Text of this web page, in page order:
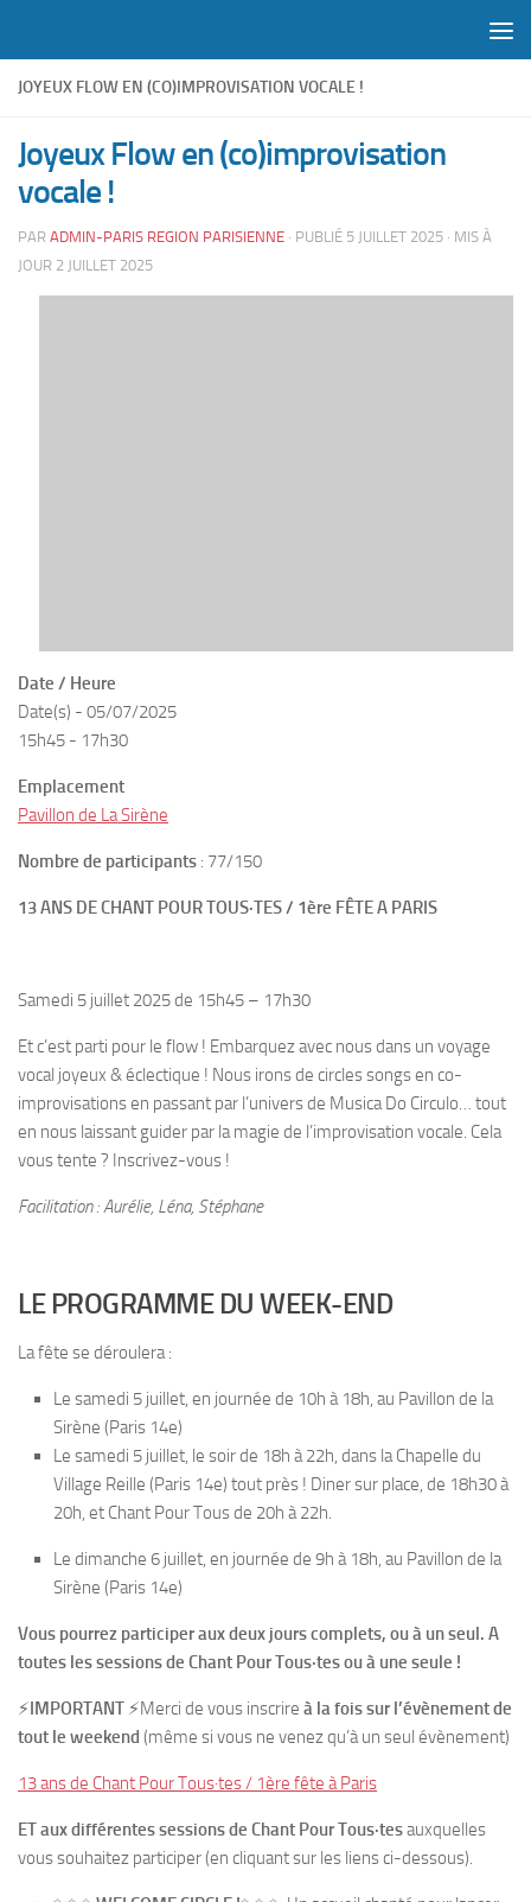
JOYEUX FLOW EN (CO)IMPROVISATION VOCALE !
Joyeux Flow en (co)improvisation
vocale !
PAR ADMIN-PARIS REGION PARISIENNE · PUBLIÉ 5 JUILLET 2025 · MIS À
JOUR 2 JUILLET 2025
Date / Heure
Date(s) - 05/07/2025
15h45 - 17h30
Emplacement
Pavillon de La Sirène
Nombre de participants : 77/150
13 ANS DE CHANT POUR TOUS·TES / 1ère FÊTE A PARIS
Samedi 5 juillet 2025 de 15h45 – 17h30
Et c’est parti pour le flow ! Embarquez avec nous dans un voyage
vocal joyeux & éclectique ! Nous irons de circles songs en co-
improvisations en passant par l’univers de Musica Do Circulo… tout
en nous laissant guider par la magie de l’improvisation vocale. Cela
vous tente ? Inscrivez-vous !
Facilitation : Aurélie, Léna, Stéphane
LE PROGRAMME DU WEEK-END
La fête se déroulera :
Le samedi 5 juillet, en journée de 10h à 18h, au Pavillon de la
Sirène (Paris 14e)
Le samedi 5 juillet, le soir de 18h à 22h, dans la Chapelle du
Village Reille (Paris 14e) tout près ! Diner sur place, de 18h30 à
20h, et Chant Pour Tous de 20h à 22h.
Le dimanche 6 juillet, en journée de 9h à 18h, au Pavillon de la
Sirène (Paris 14e)
Vous pourrez participer aux deux jours complets, ou à un seul. A
toutes les sessions de Chant Pour Tous·tes ou à une seule !
⚡IMPORTANT ⚡Merci de vous inscrire à la fois sur l’évènement de
tout le weekend (même si vous ne venez qu’à un seul évènement)
13 ans de Chant Pour Tous·tes / 1ère fête à Paris
ET aux différentes sessions de Chant Pour Tous·tesauxquelles
vous souhaitez participer (en cliquant sur les liens ci-dessous).